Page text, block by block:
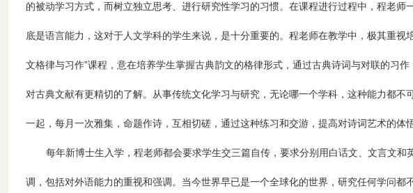
的被动学习方式，而树立独立思考、进行研究性学习的习惯。在课程进行过程中，程老
底是语言能力，这对于人文学科的学生来说，是十分重要的。程老师在教学中，极其重
文格律与习作”课程，意在培养学生掌握古典韵文的格律形式，通过古典诗词与对联的习
对古典文献有更精切的了解。从事传统文化学习与研究，无论哪一个学科，这种能力都
一起，每月一次雅集，命题作诗，互相切磋，通过这种练习和交游，提高对诗词艺术的体
每年新博士生入学，程老师都会要求学生交三篇自传，要求分别用白话文、文言文
调，包括对外语能力的重视和强调。当今世界早已是一个全球化的世界，研究任何学问